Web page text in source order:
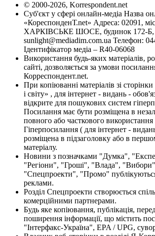
© 2000-2026, Korrespondent.net
Суб'єкт у сфері онлайн-медіа Назва
«КореспонденТ.net» Адреса: 02091,
ХАРКІВСЬКЕ ШОСЕ, будинок 172-Б,
sunlight@mediadim.com.ua Телефон:
Ідентифікатор медіа – R40-06068
Використання будь-яких матеріалів,
сайті, дозволяється за умови
Корреспондент.net.
При копіюванні матеріалів зі
і світу» , для інтернет - видань -
відкрите для пошукових систем
Посилання має бути розміщена в
повного або часткового використання
Гіперпосилання ( для інтернет -
розміщена в підзаголовку або в
матеріалу.
Новини з позначками "Думка",
"Регіони", "Гроші", "Влада",
"Спецпроекти", "Промо"
реклами.
Розділ Спецпроекти створюється
комерційними партнерами.
Будь яке копіювання, публікація,
поширення інформації, що містить
"Інтерфакс-Україна", EPA / UPG,